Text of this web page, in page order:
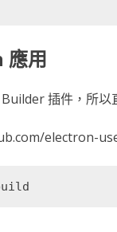
應用
插件，所以
electron-